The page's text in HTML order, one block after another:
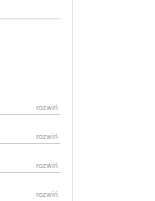
rozwiń
rozwiń
rozwiń
rozwiń